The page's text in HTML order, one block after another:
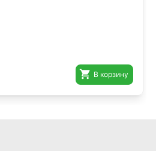
 В корзину